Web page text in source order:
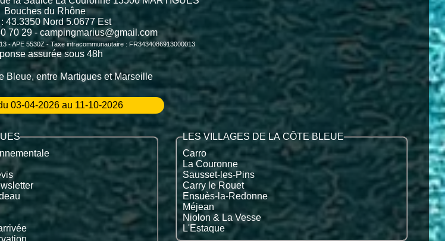
Bouches du Rhône
:43.3350 Nord5.0677 Est
70 29 - campingmarius@gmail.com
- APE 5530Z - Taxe intracommunautaire : FR3434086913000013
assurée sous 48h
Bleue, entre Martigues et Marseille
03-04-2026 au 11-10-2026
LES VILLAGES DE LA CÔTE BLEUE
Carro
La Couronne
Sausset-les-Pins
Carry le Rouet
Ensuès-la-Redonne
Méjean
Niolon & La Vesse
L'Estaque